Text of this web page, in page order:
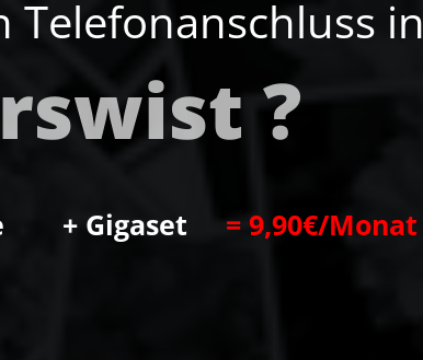
Telefonanschluss in
?
+ Gigaset = 9,90€/Monat